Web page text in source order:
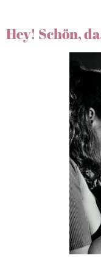
Hey! Schön,